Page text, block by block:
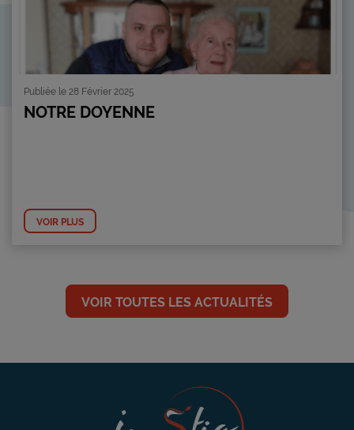
Publiée le 28 Février 2025
NOTRE DOYENNE
VOIR PLUS
VOIR TOUTES LES ACTUALITÉS